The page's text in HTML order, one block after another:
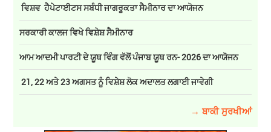
ਵਿਸ਼ਵ ਹੈਪੇਟਾਈਟਸ ਸਬੰਧੀ ਜਾਗਰੂਕਤਾ ਸੈਮੀਨਾਰ ਦਾ ਆਯੋਜਨ
ਸਰਕਾਰੀ ਕਾਲਜ ਵਿਖੇ ਵਿਸ਼ੇਸ਼ ਸੈਮੀਨਾਰ
ਆਮ ਆਦਮੀ ਪਾਰਟੀ ਦੇ ਯੂਥ ਵਿੰਗ ਵੱਲੋਂ ਪੰਜਾਬ ਯੂਥ ਰਨ- 2026 ਦਾ ਆਯੋਜਨ
21, 22 ਅਤੇ 23 ਅਗਸਤ ਨੂੰ ਵਿਸ਼ੇਸ਼ ਲੋਕ ਅਦਾਲਤ ਲਗਾਈ ਜਾਵੇਗੀ
→ ਬਾਕੀ ਸੁਰਖੀਆਂ